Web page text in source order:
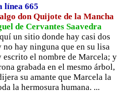
línea 665
don Quijote de la Mancha
de Cervantes Saavedra
un sitio donde hay casi dos
no hay ninguna que en su lisa
escrito el nombre de Marcela; y
grabada en el mesmo árbol,
su amante que Marcela la
la hermosura humana. ...